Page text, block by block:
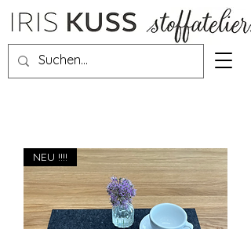
NEU !!!!